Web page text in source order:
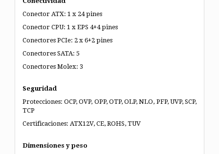
Conector ATX: 1 x 24 pines
Conector CPU: 1 x EPS 4+4 pines
Conectores PCIe: 2 x 6+2 pines
Conectores SATA: 5
Conectores Molex: 3
Seguridad
Protecciones: OCP, OVP, OPP, OTP, OLP, NLO, PFP, UVP, SCP,
TCP
Certificaciones: ATX12V, CE, ROHS, TUV
Dimensiones y peso